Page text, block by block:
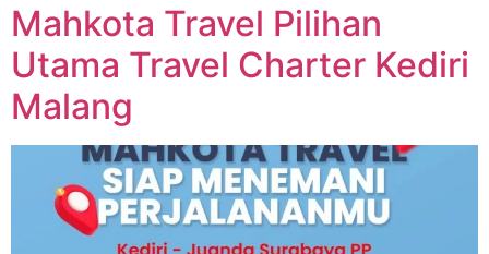
Mahkota Travel Pilihan
Utama Travel Charter Kediri
Malang